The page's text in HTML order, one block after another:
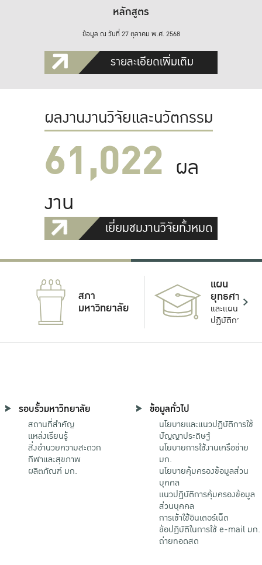
หลักสูตร
ข้อมูล ณ วันที่ 27 ตุลาคม พ.ศ. 2568
รายละเอียดเพิ่มเติม
ผลงานงานวิจัยและนวัตกรรม
61,022 ผล
งาน
เยี่ยมชมงานวิจัยทั้งหมด
สภา
มหาวิทยาลัย
แผน
ยุทธศาสตร์
และแผน
ปฏิบัติการ
รอบรั้วมหาวิทยาลัย
สถานที่สำคัญ
แหล่งเรียนรู้
สิ่งอำนวยความสะดวก
กีฬาและสุขภาพ
ผลิตภัณฑ์ มก.
ข้อมูลทั่วไป
นโยบายและแนวปฏิบัติการใช้
ปัญญาประดิษฐ์
นโยบายการใช้งานเครือข่าย
มก.
นโยบายคุ้มครองข้อมูลส่วน
บุคคล
แนวปฏิบัติการคุ้มครองข้อมูล
ส่วนบุคคล
การเข้าใช้อินเตอร์เน็ต
ข้อปฏิบัติในการใช้ e-mail มก.
ถ่ายทอดสด